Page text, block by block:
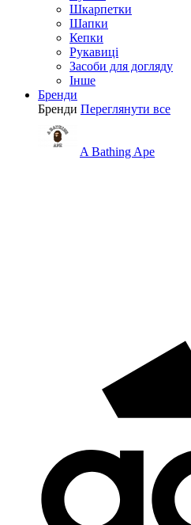
Шкарпетки
Шапки
Кепки
Рукавиці
Засоби для догляду
Інше
Бренди
Бренди Переглянути все
A Bathing Ape